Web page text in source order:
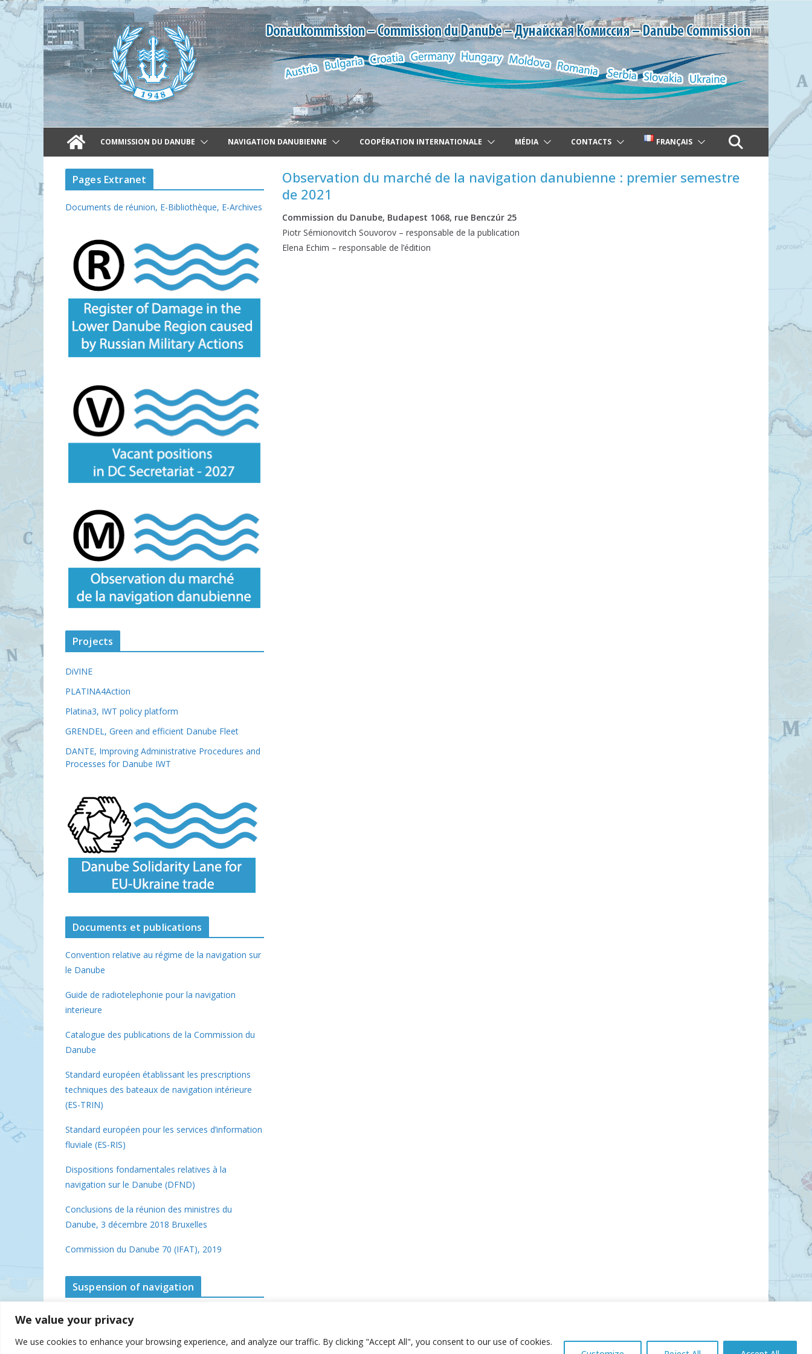
We value your privacy
We use cookies to enhance your browsing experience, and analyze our traffic. By clicking "Accept All", you consent to our use of cookies.
Skip
to
content
COMMISSION DU DANUBE NAVIGATION DANUBIENNE COOPÉRATION INTERNATIONALE MÉDIA CONTACTS FRANÇAIS
Observation du marché de la navigation danubienne : premier semestre
de 2021
Commission du Danube, Budapest 1068, rue Benczúr 25
Piotr Sémionovitch Souvorov – responsable de la publication
Elena Echim – responsable de l’édition
Pages Extranet
Documents de réunion, E-Bibliothèque, E-Archives
Projects
DiVINE
PLATINA4Action
Platina3, IWT policy platform
GRENDEL, Green and efficient Danube Fleet
DANTE, Improving Administrative Procedures and
Processes for Danube IWT
Documents et publications
Convention relative au régime de la navigation sur
le Danube
Guide de radiotelephonie pour la navigation
interieure
Catalogue des publications de la Commission du
Danube
Standard européen établissant les prescriptions
techniques des bateaux de navigation intérieure
(ES-TRIN)
Standard européen pour les services d’information
fluviale (ES-RIS)
Dispositions fondamentales relatives à la
navigation sur le Danube (DFND)
Conclusions de la réunion des ministres du
Danube, 3 décembre 2018 Bruxelles
Commission du Danube 70 (IFAT), 2019
Suspension of navigation